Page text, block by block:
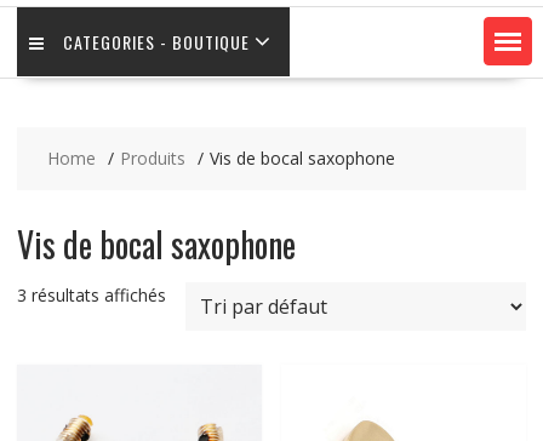
CATEGORIES - BOUTIQUE
Home Produits Vis de bocal saxophone
Vis de bocal saxophone
3 résultats affichés